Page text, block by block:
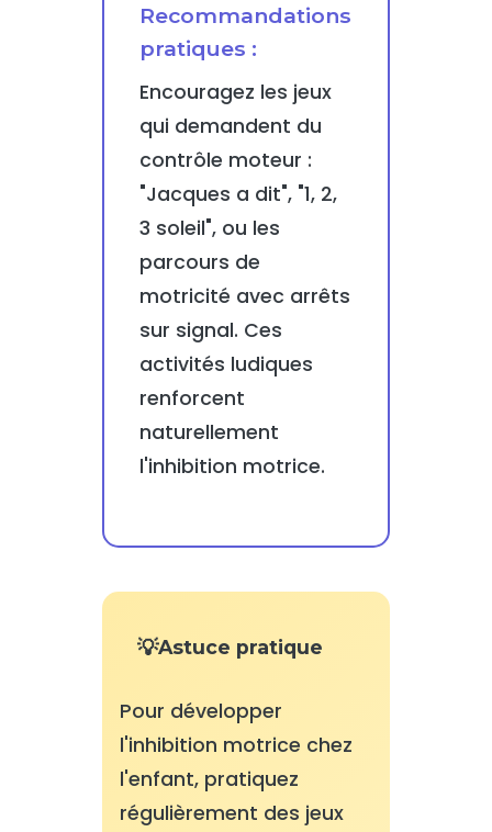
Recommandations
pratiques :
Encouragez les jeux
qui demandent du
contrôle moteur :
"Jacques a dit", "1, 2,
3 soleil", ou les
parcours de
motricité avec arrêts
sur signal. Ces
activités ludiques
renforcent
naturellement
l'inhibition motrice.
Astuce pratique
Pour développer
l'inhibition motrice chez
l'enfant, pratiquez
régulièrement des jeux